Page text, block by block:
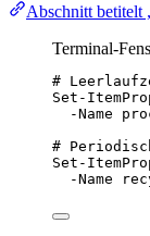
Abschnitt betitelt
Terminal-
#
Set-
-Name
#
Set-
-Name